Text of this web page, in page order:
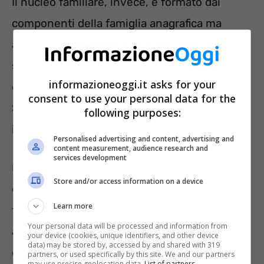
componenti della famiglia anagrafica ma
anche da altre persone che non vivono nella
stessa casa. Queste però risultano lo stesso a
carico di un soggetto all’interno della famiglia.
Si pensi, a un figlio per motivi di studio abita
in un’altra città.
Insomma, una volta uniti in matrimonio due
coniugi fanno parte dello stesso nucleo
familiare a prescindere dalla residenza
anagrafica. Di conseguenza, questa può
essere diversa.
informazioneoggi.it asks for your
consent to use your personal data for the
following purposes:
Personalised advertising and content, advertising and
content measurement, audience research and
services development
Store and/or access information on a device
Learn more
Your personal data will be processed and information from
your device (cookies, unique identifiers, and other device
data) may be stored by, accessed by and shared with 319
partners, or used specifically by this site. We and our partners